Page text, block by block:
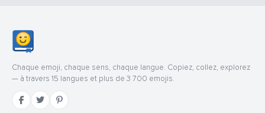
Chaque emoji, chaque sens, chaque langue. Copiez, collez, explorez
— à travers 15 langues et plus de 3 700 emojis.